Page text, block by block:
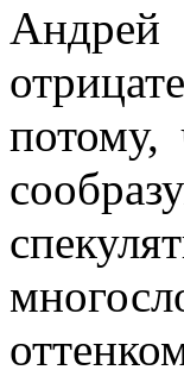
потому,